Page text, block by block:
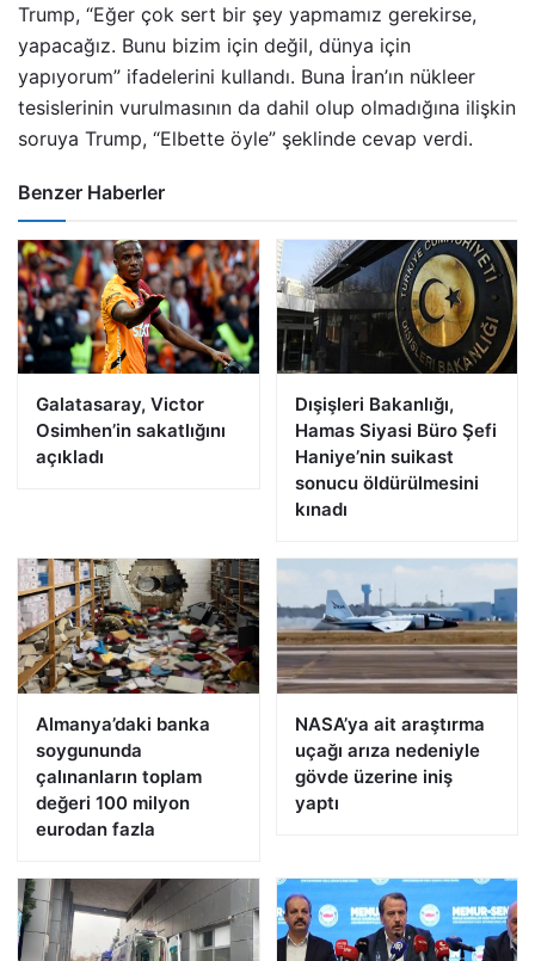
Trump, “Eğer çok sert bir şey yapmamız gerekirse,
yapacağız. Bunu bizim için değil, dünya için
yapıyorum” ifadelerini kullandı. Buna İran’ın nükleer
tesislerinin vurulmasının da dahil olup olmadığına ilişkin
soruya Trump, “Elbette öyle” şeklinde cevap verdi.
Benzer Haberler
Galatasaray, Victor
Osimhen’in sakatlığını
açıkladı
Dışişleri Bakanlığı,
Hamas Siyasi Büro Şefi
Haniye’nin suikast
sonucu öldürülmesini
kınadı
Almanya’daki banka
soygununda
çalınanların toplam
değeri 100 milyon
eurodan fazla
NASA’ya ait araştırma
uçağı arıza nedeniyle
gövde üzerine iniş
yaptı